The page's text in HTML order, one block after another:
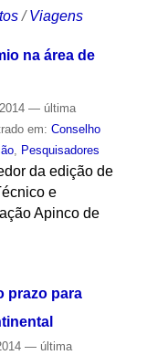
/Viagens
na área de
— última
em: Conselho
, Pesquisadores
da edição de
e
Apinco de
prazo para
— última